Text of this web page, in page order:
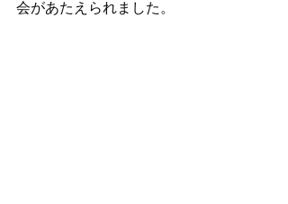
会があたえられました。